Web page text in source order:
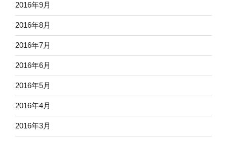
2016年9月
2016年8月
2016年7月
2016年6月
2016年5月
2016年4月
2016年3月